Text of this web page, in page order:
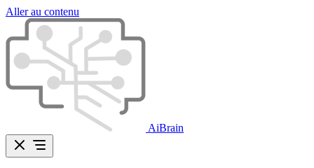
Aller au contenu
AiBrain